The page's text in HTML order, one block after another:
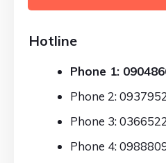
Hotline
Phone 1:
Phone 2:
Phone 3:
Phone 4: